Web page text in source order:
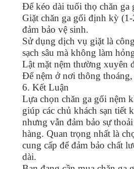
Để kéo dài tuổi thọ chăn ga
Giặt chăn ga gối định kỳ
đảm bảo vệ sinh.
Sử dụng dịch vụ giặt là
sạch sâu mà không làm
Lật mặt nệm thường xuyên
Để nệm ở nơi thông thoáng,
6. Kết Luận
Lựa chọn chăn ga gối nệm
giúp các chủ khách sạn tiết
nhưng vẫn đảm bảo sự
hàng. Quan trọng nhất là
cung cấp để đảm bảo chất
dài.